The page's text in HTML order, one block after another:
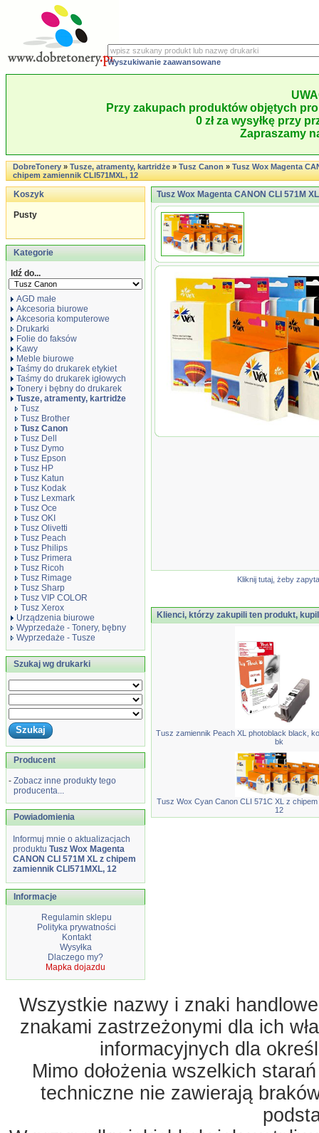
Wyszukiwanie zaawansowane
Przy zakupach produktów objętych
0 zł za wysyłkę przy
Zapraszamy
DobreTonery»Tusze, atramenty, kartridże»Tusz Canon»Tusz Wox Magenta
chipem zamiennik CLI571MXL, 12
Koszyk
Pusty
Kategorie
Idź do...
AGD małe
Akcesoria biurowe
Akcesoria komputerowe
Drukarki
Folie do faksów
Kawy
Meble biurowe
Taśmy do drukarek etykiet
Taśmy do drukarek igłowych
Tonery i bębny do drukarek
Tusze, atramenty, kartridże
Tusz
Tusz Brother
Tusz Canon
Tusz Dell
Tusz Dymo
Tusz Epson
Tusz HP
Tusz Katun
Tusz Kodak
Tusz Lexmark
Tusz Oce
Tusz OKI
Tusz Olivetti
Tusz Peach
Tusz Philips
Tusz Primera
Tusz Ricoh
Tusz Rimage
Tusz Sharp
Tusz VIP COLOR
Tusz Xerox
Urządzenia biurowe
Wyprzedaże - Tonery, bębny
Wyprzedaże - Tusze
Szukaj wg drukarki
Producent
- Zobacz inne produkty tego
producenta...
Powiadomienia
Informuj mnie o aktualizacjach
produktu Tusz Wox Magenta
CANON CLI 571M XL z chipem
zamiennik CLI571MXL, 12
Informacje
Regulamin sklepu
Polityka prywatności
Kontakt
Wysyłka
Dlaczego my?
Mapka dojazdu
Tusz Wox Magenta CANON CLI 571M
Tusz Wox Magenta CANON CLI
Kliknij tutaj, żeby
Klienci, którzy zakupili ten produkt,
Tusz zamiennik Peach XL photoblack black,
bk
Tusz Wox Cyan Canon CLI 571C XL z
12
Wszystkie nazwy i znaki
znakami zastrzeżonymi dla ich
informacyjnych dla
Mimo dołożenia wszelkich
techniczne nie zawierają